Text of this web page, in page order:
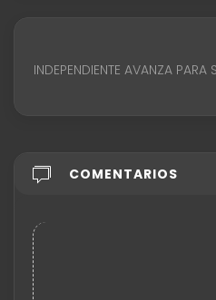
INDEPENDIENTE AVANZA
COMENTARIOS